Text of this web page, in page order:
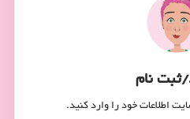
ثبت نام
اطلاعات خود را وارد کنید.